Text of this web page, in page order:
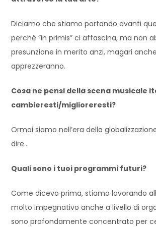
Diciamo che stiamo portando avanti
perché “in primis” ci affascina, ma non
presunzione in merito anzi, magari
apprezzeranno.
Cosa ne pensi della scena musicale
cambieresti/miglioreresti?
Ormai siamo nell’era della
dire…
Quali sono i tuoi programmi futuri?
Come dicevo prima, stiamo lavorando
molto impegnativo anche a livello di
sono profondamente concentrato per